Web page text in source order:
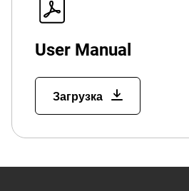
User Manual
Загрузка